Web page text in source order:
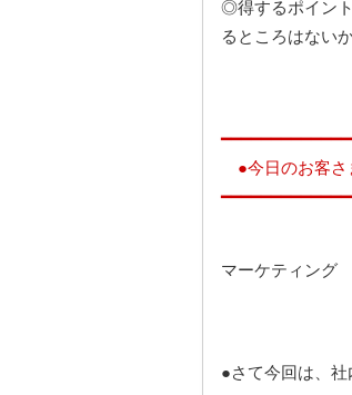
◎得するポイン
るところはない
●今日のお客さ
マーケティング
●さて今回は、社